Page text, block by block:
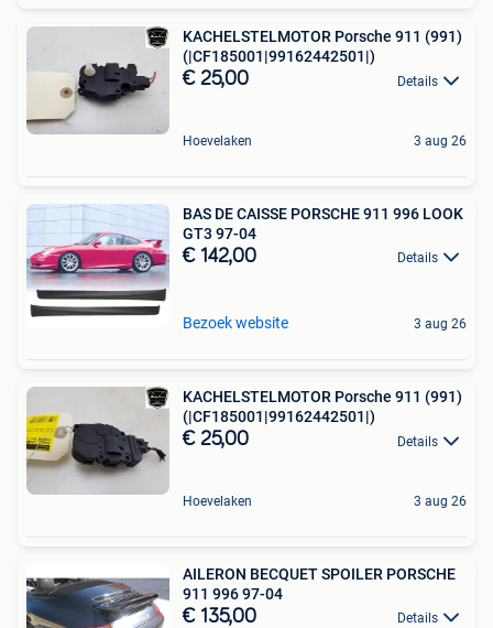
KACHELSTELMOTOR Porsche 911 (991)
(|CF185001|99162442501|)
€ 25,00 Details
Hoevelaken 3 aug 26
BAS DE CAISSE PORSCHE 911 996 LOOK
GT3 97-04
€ 142,00 Details
Bezoek website 3 aug 26
KACHELSTELMOTOR Porsche 911 (991)
(|CF185001|99162442501|)
€ 25,00 Details
Hoevelaken 3 aug 26
AILERON BECQUET SPOILER PORSCHE
911 996 97-04
€ 135,00 Details